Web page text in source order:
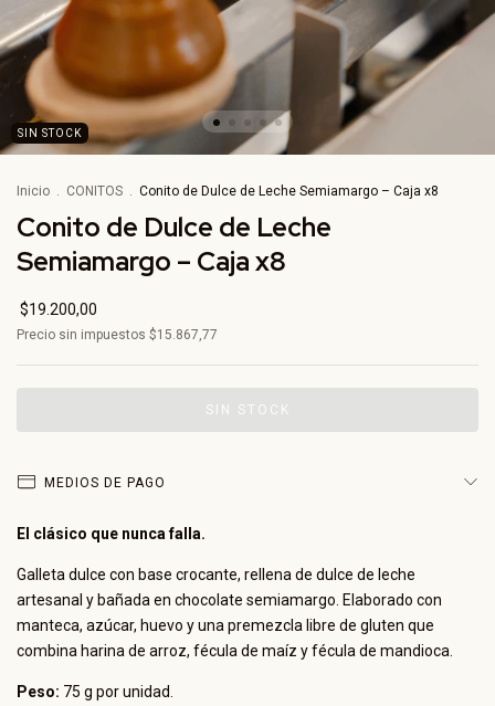
SIN STOCK
Inicio . CONITOS . Conito de Dulce de Leche Semiamargo – Caja x8
Conito de Dulce de Leche
Semiamargo – Caja x8
$19.200,00
Precio sin impuestos $15.867,77
MEDIOS DE PAGO
El clásico que nunca falla.
Galleta dulce con base crocante, rellena de dulce de leche
artesanal y bañada en chocolate semiamargo. Elaborado con
manteca, azúcar, huevo y una premezcla libre de gluten que
combina harina de arroz, fécula de maíz y fécula de mandioca.
Peso: 75 g por unidad.